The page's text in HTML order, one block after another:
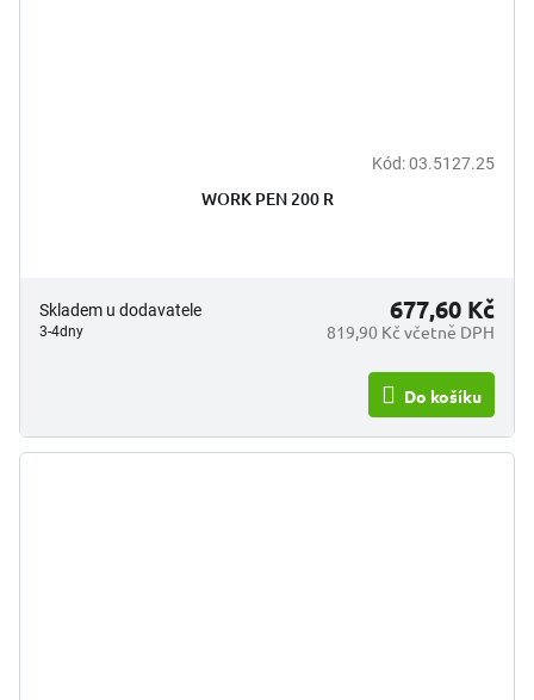
Kód:03.5127.25
WORK PEN 200 R
Skladem u dodavatele
3-4dny 819,90 Kč včetně DPH
677,60 Kč
Do košíku